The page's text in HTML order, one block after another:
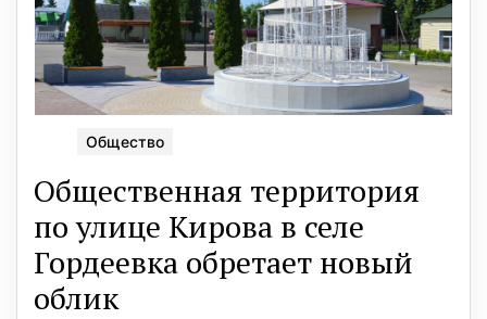
Общество
Общественная территория
по улице Кирова в селе
Гордеевка обретает новый
облик